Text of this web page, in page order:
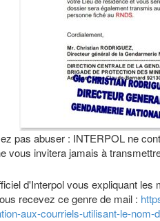
pas abuser : INTERPOL ne
vous invitera jamais à
d'Interpol vous expliquant
recevez ce genre de mail :
aux-courriels-utilisant-le-